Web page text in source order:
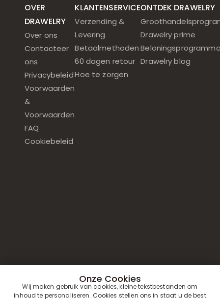
OVER
DRAWELRY
Over ons
Contacteer
ons
Privacybeleid
Voorwaarden
&
Voorwaarden
FAQ
Cookiebeleid
KLANTENSERVICE
Verzending &
Levering
Betaalmethoden
60 dagen retour
Hoe te zorgen
ONTDEK DRAWELRY
Drawelry prime
Drawelry blog
Onze Cookies
Wij maken gebruik van cookies, kleine tekstbestanden om
inhoud te personaliseren. Cookies stellen ons in staat u de best